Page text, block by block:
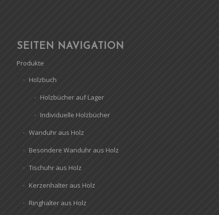
SEITEN NAVIGATION
Produkte
Holzbuch
Holzbücher auf Lager
Individuelle Holzbücher
Wanduhr aus Holz
Besondere Wanduhr aus Holz
Tischuhr aus Holz
Kerzenhalter aus Holz
Ringhalter aus Holz